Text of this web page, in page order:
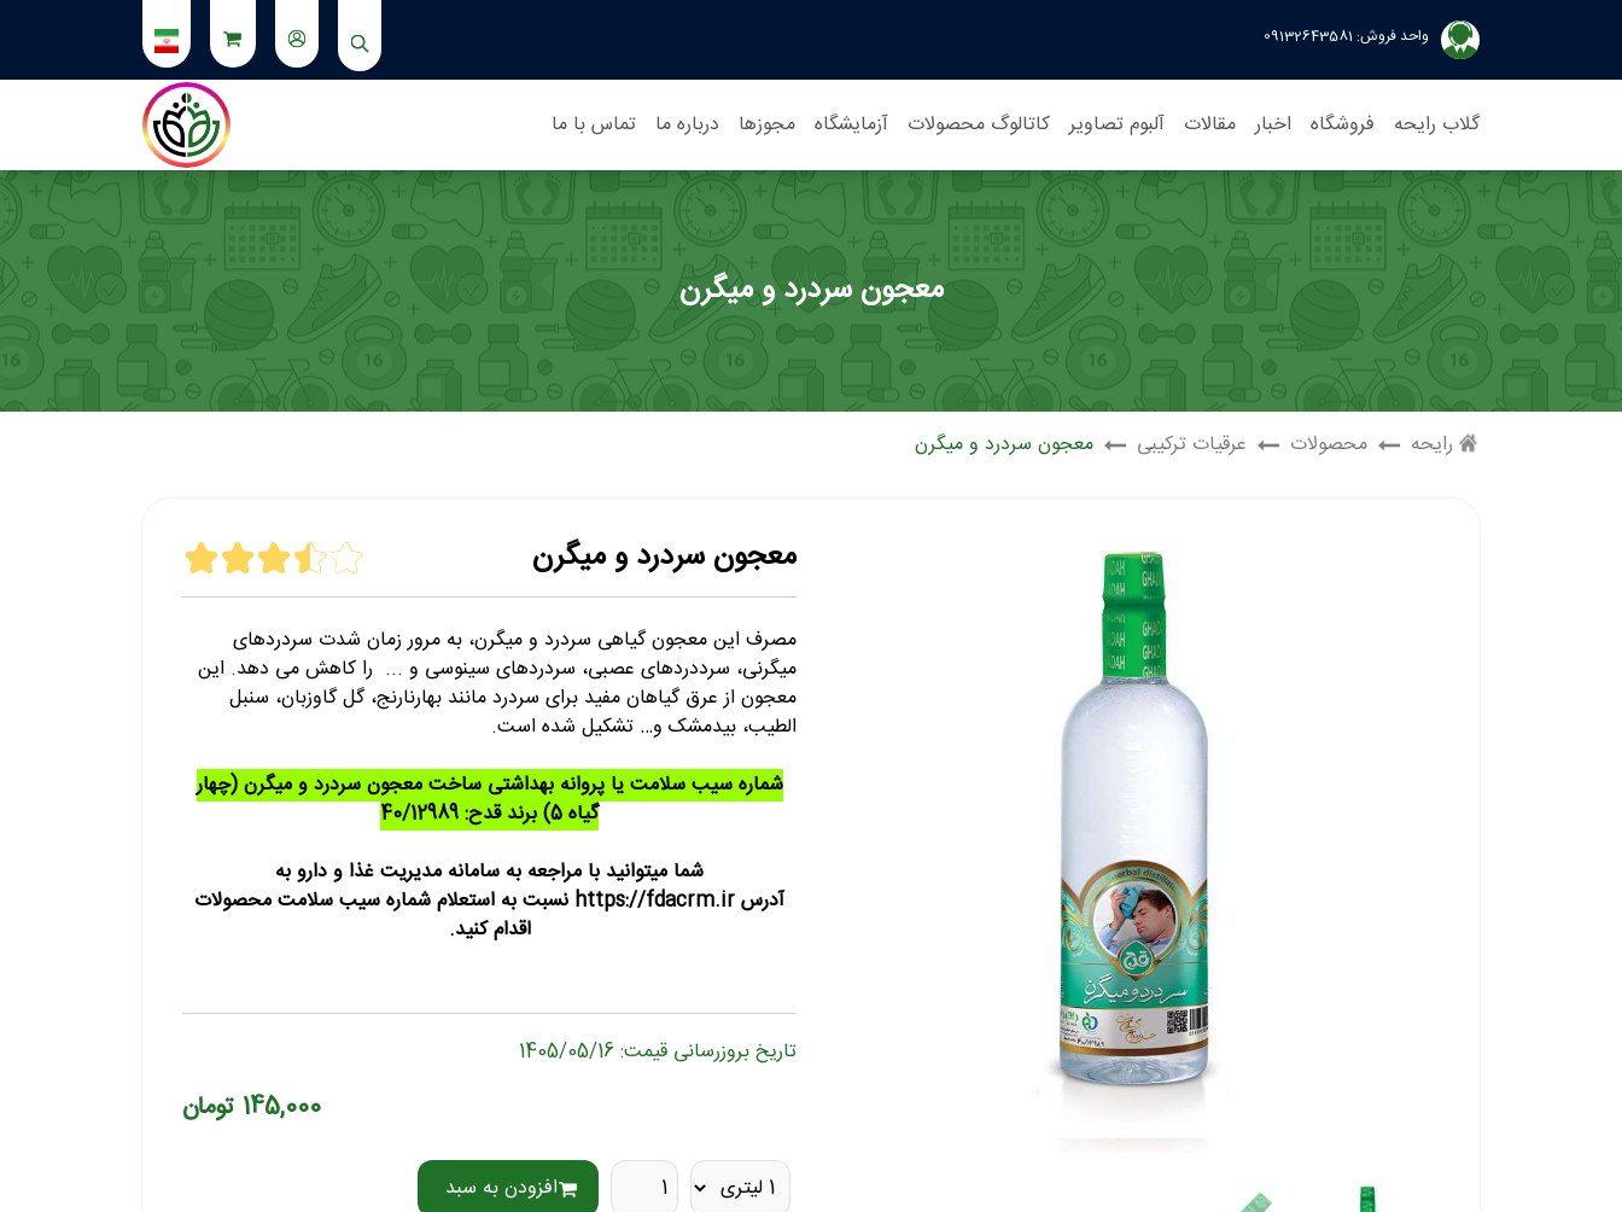
واحد فروش: 09132643581
گلاب رایحه فروشگاه اخبار مقالات آلبوم تصاویر کاتالوگ محصولات آزمایشگاه مجوزها درباره ما تماس با ما
معجون سردرد و میگرن
رایحه محصولات عرقیات ترکیبی معجون سردرد و میگرن
معجون سردرد و میگرن
مصرف این معجون گیاهی سردرد و میگرن، به مرور زمان شدت سردردهای
میگرنی، سرددردهای عصبی، سردردهای سینوسی و ... را کاهش می دهد. این
معجون از عرق گیاهان مفید برای سردرد مانند بهارنارنج، گل گاوزبان، سنبل
الطیب، بیدمشک و… تشکیل شده است.
شماره سیب سلامت یا پروانه بهداشتی ساخت معجون سردرد و میگرن (چهار
گیاه 5) برند قدح: 40/12989
شما میتوانید با مراجعه به سامانه مدیریت غذا و دارو به
آدرس https://fdacrm.ir نسبت به استعلام شماره سیب سلامت محصولات
اقدام کنید.
تاریخ بروزرسانی قیمت: 1405/05/16
145,000 تومان
افزودن به سبد